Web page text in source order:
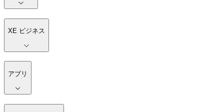
XE ビジネス
アプリ